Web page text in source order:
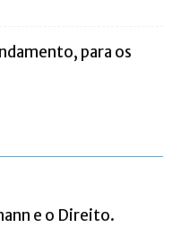
para os
e o Direito.